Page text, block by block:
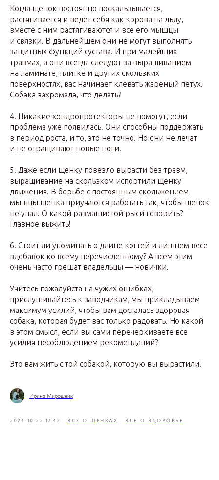
Когда щенок постоянно поскальзывается,
растягивается и ведёт себя как корова на льду,
вместе с ним растягиваются и все его мышцы
и связки. В дальнейшем они не могут выполнять
защитных функций сустава. И при малейших
травмах, а они всегда следуют за выращиванием
на ламинате, плитке и других скользких
поверхностях, вас начинает клевать жареный петух.
Собака захромала, что делать?
4. Никакие хондропротекторы не помогут, если
проблема уже появилась. Они способны поддержать
в период роста, и то, это не точно. Но они не лечат
и не отращивают новые ноги.
5. Даже если щенку повезло вырасти без травм,
выращивание на скользком испортили щенку
движения. В борьбе с постоянным скольжением
мышцы щенка приучаются работать так, чтобы щенок
не упал. О какой размашистой рыси говорить?
Главное выжить!
6. Стоит ли упоминать о длине когтей и лишнем весе
вдобавок ко всему перечисленному? А всем этим
очень часто грешат владельцы — новички.
Учитесь пожалуйста на чужих ошибках,
прислушивайтесь к заводчикам, мы прикладываем
максимум усилий, чтобы вам досталась здоровая
собака, которая будет вас только радовать. Но какой
в этом смысл, если вы сами перечеркиваете все
усилия несоблюдением рекомендаций?
Это вам жить с той собакой, которую вы вырастили!
Ирина Мирошник
2024-10-22 17:42 ВСЕ О ЩЕНКАХ ВСЕ О ЗДОРОВЬЕ